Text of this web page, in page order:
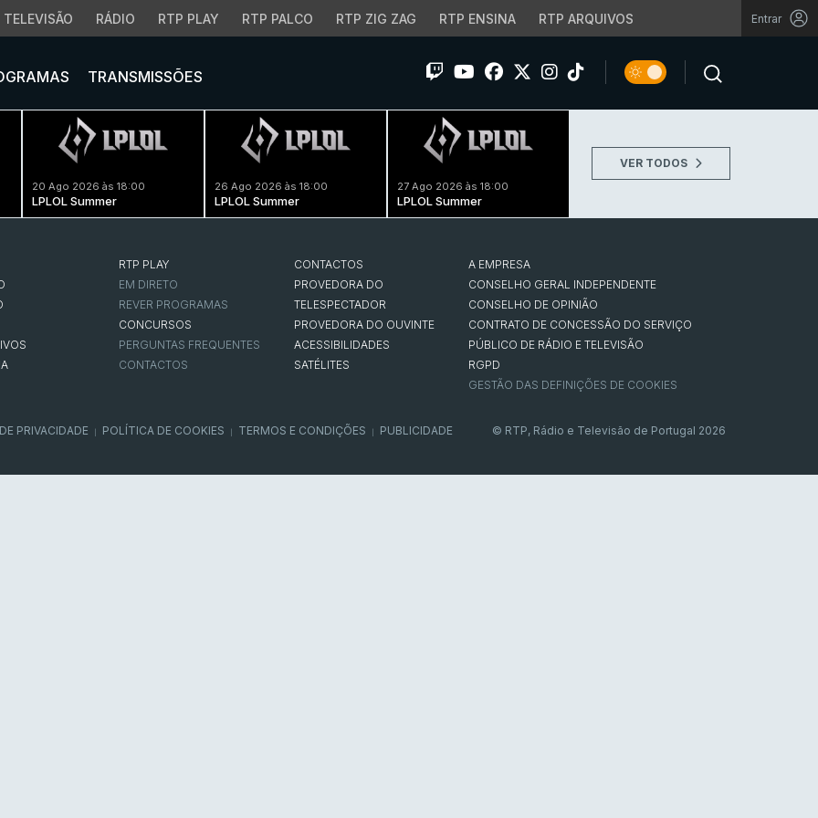
TELEVISÃO RÁDIO RTP PLAY RTP PALCO RTP ZIG ZAG RTP ENSINA RTP ARQUIVOS Entrar
TRANSMISSÕES
20 Ago 2026 às 18:00
LPLOL Summer
26 Ago 2026 às 18:00
LPLOL Summer
27 Ago 2026 às 18:00
LPLOL Summer
VER TODOS
RTP PLAY
EM DIRETO
REVER PROGRAMAS
CONCURSOS
PERGUNTAS FREQUENTES
CONTACTOS
CONTACTOS
PROVEDORA DO
TELESPECTADOR
PROVEDORA DO OUVINTE
ACESSIBILIDADES
SATÉLITES
A EMPRESA
CONSELHO GERAL INDEPENDENTE
CONSELHO DE OPINIÃO
CONTRATO DE CONCESSÃO DO SERVIÇO
PÚBLICO DE RÁDIO E TELEVISÃO
RGPD
GESTÃO DAS DEFINIÇÕES DE COOKIES
PRIVACIDADE POLÍTICA DE COOKIES TERMOS E CONDIÇÕES PUBLICIDADE © RTP, Rádio e Televisão de Portugal 2026